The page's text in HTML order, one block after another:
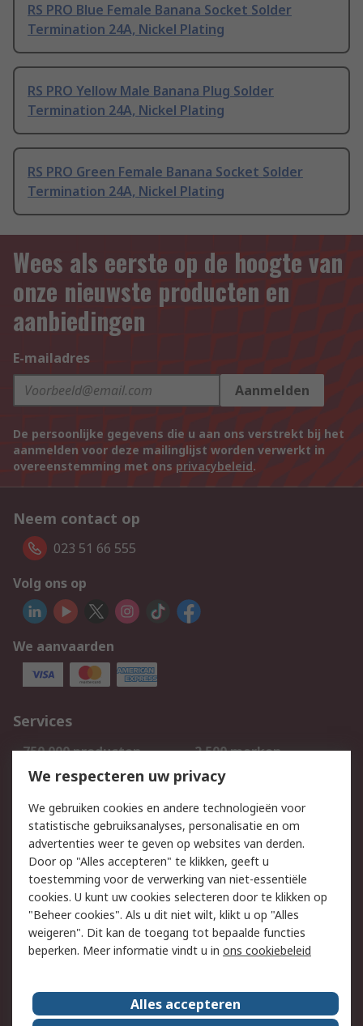
RS PRO Blue Female Banana Socket Solder
Termination 24A, Nickel Plating
RS PRO Yellow Male Banana Plug Solder
Termination 24A, Nickel Plating
RS PRO Green Female Banana Socket Solder
Termination 24A, Nickel Plating
Wees als eerste op de hoogte van
onze nieuwste producten en
aanbiedingen
E-mailadres
Aanmelden
De persoonlijke gegevens die u aan ons verstrekt bij het
aanmelden voor deze mailinglijst worden verwerkt in
overeenstemming met ons privacybeleid.
Neem contact op
023 51 66 555
Volg ons op
We aanvaarden
Services
750.000 producten
2.500 merken
Bestellen
Inkoopoplossingen
Track & Trace
Wettelijk
Cookiebeleid
Email veiligheid
Privacybeleid
Websitevoorwaarden
Algemene
verkoopvoorwaarden
Over RS
We respecteren uw privacy
We gebruiken cookies en andere technologieën voor
statistische gebruiksanalyses, personalisatie en om
advertenties weer te geven op websites van derden.
Door op "Alles accepteren" te klikken, geeft u
toestemming voor de verwerking van niet-essentiële
cookies. U kunt uw cookies selecteren door te klikken op
"Beheer cookies". Als u dit niet wilt, klikt u op "Alles
weigeren". Dit kan de toegang tot bepaalde functies
beperken. Meer informatie vindt u in ons cookiebeleid
Alles accepteren